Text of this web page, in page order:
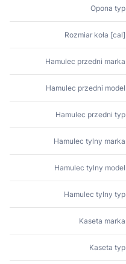
Opona typ
Rozmiar koła [cal]
Hamulec przedni marka
Hamulec przedni model
Hamulec przedni typ
Hamulec tylny marka
Hamulec tylny model
Hamulec tylny typ
Kaseta marka
Kaseta typ